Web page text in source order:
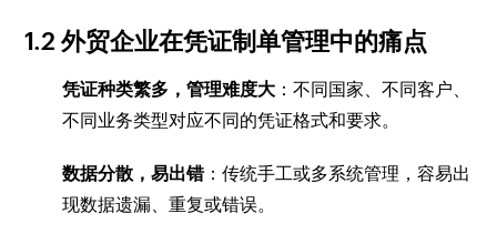
1.2 外贸企业在凭证制单管理中的痛点
凭证种类繁多，管理难度大 ：不同国家、不同客户、
不同业务类型对应不同的凭证格式和要求。
数据分散，易出错：传统手工或多系统管理，容易出
现数据遗漏、重复或错误。